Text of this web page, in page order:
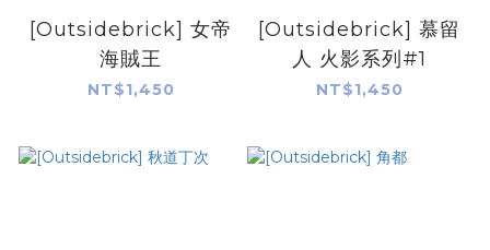
[Outsidebrick] 女帝
海賊王
NT$1,450
[Outsidebrick] 慕留
人 火影系列#1
NT$1,450